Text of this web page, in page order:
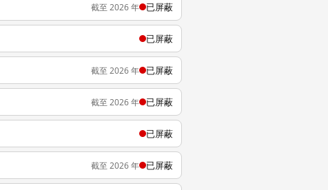
截至 2026 年 已屏蔽
已屏蔽
截至 2026 年 已屏蔽
截至 2026 年 已屏蔽
已屏蔽
截至 2026 年 已屏蔽